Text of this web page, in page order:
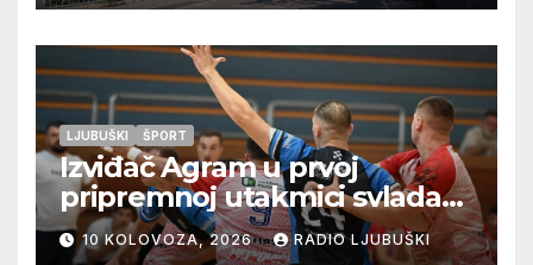
LJUBUŠKI ŠPORT
Izviđač Agram u prvoj
pripremnoj utakmici svladao
Metković Zalom 37:32
10 KOLOVOZA, 2026 RADIO LJUBUŠKI